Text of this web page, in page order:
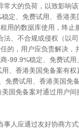
大的负荷，以致影响
定、免费试用、香港
用的数据库使用，终止
、不合规或侵权（以
的，用户应负责解决
-99.9%稳定、免费试
、香港美国免备案有
免费试用、香港美国
国免备案对通过用户
人应通过友好协商方